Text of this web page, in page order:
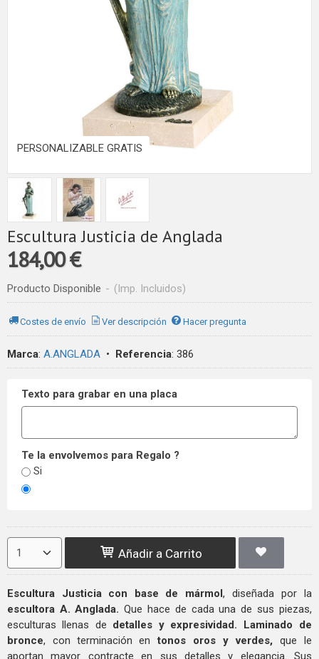
PERSONALIZABLE GRATIS
Escultura Justicia de Anglada
184,00 €
Producto Disponible - (Imp. Incluidos)
Costes de envío Ver descripción Hacer pregunta
Marca: A.ANGLADA • Referencia: 386
Texto para grabar en una placa
Te la envolvemos para Regalo ?
Si
Añadir a Carrito
Escultura Justicia con base de mármol
, diseñada por la
escultora A. Anglada. Que hace de cada una de sus piezas,
esculturas llenas de detalles y expresividad.
Laminado de
bronce
, con terminación en tonos oros y verdes, que le
aportan mayor contracte en sus detalles y elegancia. Sus